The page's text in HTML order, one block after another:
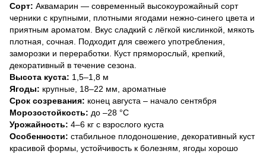
Сорт: Аквамарин — современный высокоурожайный сорт
черники с крупными, плотными ягодами нежно-синего цвета и
приятным ароматом. Вкус сладкий с лёгкой кислинкой, мякоть
плотная, сочная. Подходит для свежего употребления,
заморозки и переработки. Куст пряморослый, крепкий,
декоративный в течение сезона.
Высота куста: 1,5–1,8 м
Ягоды: крупные, 18–22 мм, ароматные
Срок созревания: конец августа – начало сентября
Морозостойкость: до –28 °C
Урожайность: 4–6 кг с взрослого куста
Особенности: стабильное плодоношение, декоративный куст
красивой формы, устойчивость к болезням, ягоды хорошо